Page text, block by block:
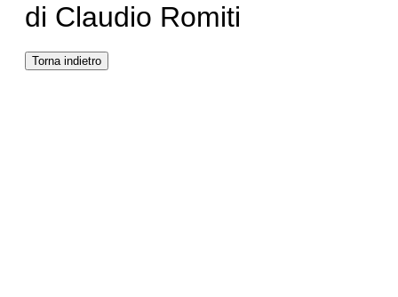
di Claudio Romiti